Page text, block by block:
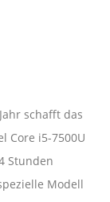
schafft das
Core i5-7500U
Stunden
Modell